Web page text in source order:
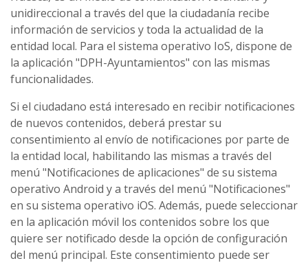
unidireccional a través del que la ciudadanía recibe
información de servicios y toda la actualidad de la
entidad local. Para el sistema operativo IoS, dispone de
la aplicación "DPH-Ayuntamientos" con las mismas
funcionalidades.
Si el ciudadano está interesado en recibir notificaciones
de nuevos contenidos, deberá prestar su
consentimiento al envío de notificaciones por parte de
la entidad local, habilitando las mismas a través del
menú "Notificaciones de aplicaciones" de su sistema
operativo Android y a través del menú "Notificaciones"
en su sistema operativo iOS. Además, puede seleccionar
en la aplicación móvil los contenidos sobre los que
quiere ser notificado desde la opción de configuración
del menú principal. Este consentimiento puede ser